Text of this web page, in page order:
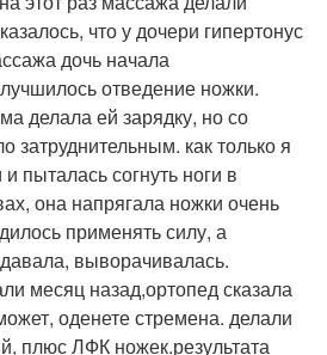
что у дочери гипертонус
дочь начала
отведение ножки.
делала ей зарядку, но со
затруднительным. как только я
пыталась согнуть ноги в
она напрягала ножки очень
применять силу, а
выворачивалась.
месяц назад,ортопед сказала
оденете стремена. делали
плюс ЛФК ножек.результата